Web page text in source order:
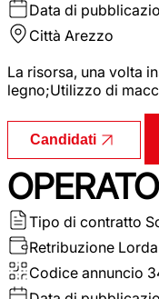
Data di
Città Arezzo
La risorsa, una volta
legno;Utilizzo di
Candidati
Tipo di contratto
Retribuzione Lorda
Codice annuncio